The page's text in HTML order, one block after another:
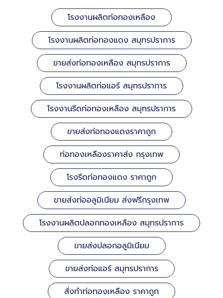
โรงงานผลิตท่อทองเหลือง
โรงงานผลิตท่อทองแดง สมุทรปราการ
ขายส่งท่อทองเหลือง สมุทรปราการ
โรงงานผลิตท่อแอร์ สมุทรปราการ
โรงงานรีดท่อทองเหลือง สมุทรปราการ
ขายส่งท่อทองแดงราคาถูก
ท่อทองเหลืองราคาส่ง กรุงเทพ
โรงรีดท่อทองแดง ราคาถูก
ขายส่งท่ออลูมิเนียม ส่งฟรีกรุงเทพ
โรงงานผลิตปลอกทองเหลือง สมุทรปราการ
ขายส่งปลอกอลูมิเนียม
ขายส่งท่อแอร์ สมุทรปราการ
สั่งทำท่อทองเหลือง ราคาถูก